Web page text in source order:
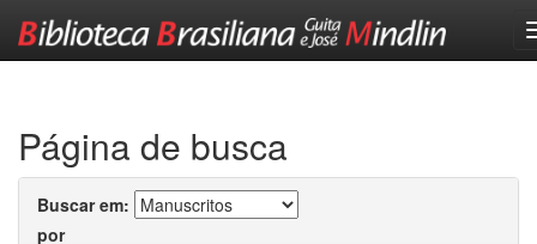
Página de busca
Buscar em:
por